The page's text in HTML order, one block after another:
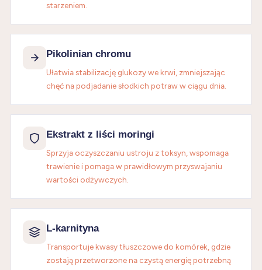
starzeniem.
Pikolinian chromu
Ułatwia stabilizację glukozy we krwi, zmniejszając
chęć na podjadanie słodkich potraw w ciągu dnia.
Ekstrakt z liści moringi
Sprzyja oczyszczaniu ustroju z toksyn, wspomaga
trawienie i pomaga w prawidłowym przyswajaniu
wartości odżywczych.
L-karnityna
Transportuje kwasy tłuszczowe do komórek, gdzie
zostają przetworzone na czystą energię potrzebną